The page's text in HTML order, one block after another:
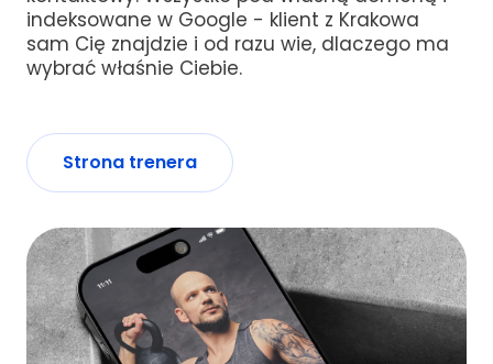
indeksowane w Google - klient z Krakowa
sam Cię znajdzie i od razu wie, dlaczego ma
wybrać właśnie Ciebie.
Strona trenera